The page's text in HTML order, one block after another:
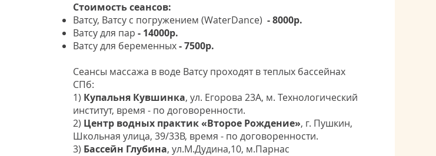
Стоимость сеансов:
Ватсу, Ватсу с погружением (WaterDance) - 8000р.
Ватсу для пар - 14000р.
Ватсу для беременных- 7500р.
Cеансы массажа в воде Ватсу проходят в теплых бассейнах
СПб:
1) Купальня Кувшинка, ул. Егорова 23А, м. Технологический
институт, время - по договоренности.
2) Центр водных практик «Второе Рождение», г. Пушкин,
Школьная улица, 39/33В, время - по договоренности.
3) Бассейн Глубина, ул.М.Дудина,10, м.Парнас​